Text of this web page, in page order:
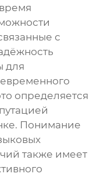
с
для
определяется
Понимание
также имеет